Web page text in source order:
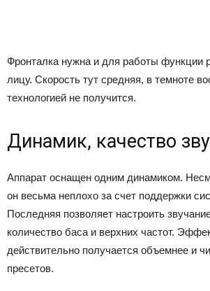
Фронталка нужна и для работы функции
лицу. Скорость тут средняя, в темноте
технологией не получится.
Динамик, качество
Аппарат оснащен одним динамиком.
он весьма неплохо за счет поддержки
Последняя позволяет настроить
количество баса и верхних частот.
действительно получается объемнее и
пресетов.